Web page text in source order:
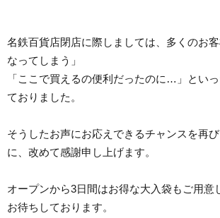
名鉄百貨店閉店に際しましては、多くのお
なってしまう」
「ここで買えるの便利だったのに…」とい
ておりました。
そうしたお声にお応えできるチャンスを再
に、改めて感謝申し上げます。
オープンから3日間はお得な大入袋もご用意
お待ちしております。